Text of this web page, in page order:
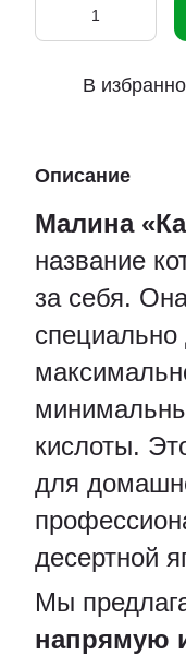
В
Описание
Малина
название
за себя.
кислоты.
для
десертной
Мы
напрямую